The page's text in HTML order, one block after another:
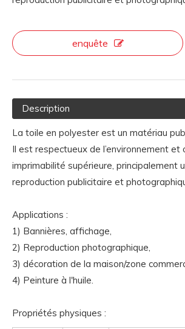
enquête
Description
La toile en polyester est un matériau
Il est respectueux de l’environnement et
imprimabilité supérieure, principalement
reproduction publicitaire et
Applications :
1) Bannières, affichage,
2) Reproduction photographique,
3) décoration de la maison/zone
4) Peinture à l'huile.
Propriétés physiques :